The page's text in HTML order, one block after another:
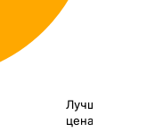
Лучшая
цена